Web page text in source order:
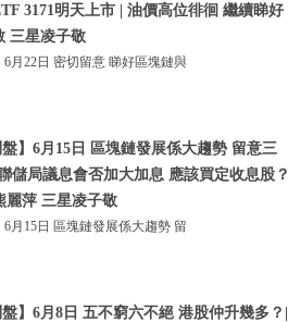
3171明天上市 | 油價高位徘徊 繼續睇好
三星凌子敬
6月22日 密切留意 睇好區塊鏈與
盤】6月15日 區塊鏈發展係大趨勢 留意三
儲局議息會否加大加息 應該買定收息股？
麗萍 三星凌子敬
6月15日 區塊鏈發展係大趨勢 留
】6月8日 五不窮六不絕 港股仲升幾多？|